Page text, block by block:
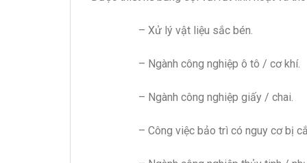
– Xử lý vật liệu sắc bén.
– Ngành công nghiệp ô tô / cơ khí.
– Ngành công nghiệp giấy / chai.
– Công việc bảo trì có nguy cơ bị